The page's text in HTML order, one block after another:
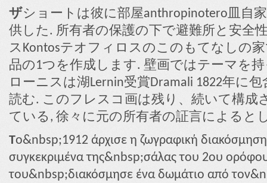
ザショートは彼に部屋anthropinotero皿自
供した. 所有者の保護の下で避難所と安全
スKontosテオフィロスのこのもてなしの
品の1つを作成します. 壁画ではテーマを
ローニスは湖Lernin受賞Dramali 1822年に
読む. このフレスコ画は残り、続いて構成
ている, 徐々に元の所有者の証言によると
Tο&nbsp;1912 άρχισε η ζωγραφική
συγκεκριμένα της&nbsp;σάλας του 2ου
του&nbsp;διακόσμησε ένα δωμάτιο από